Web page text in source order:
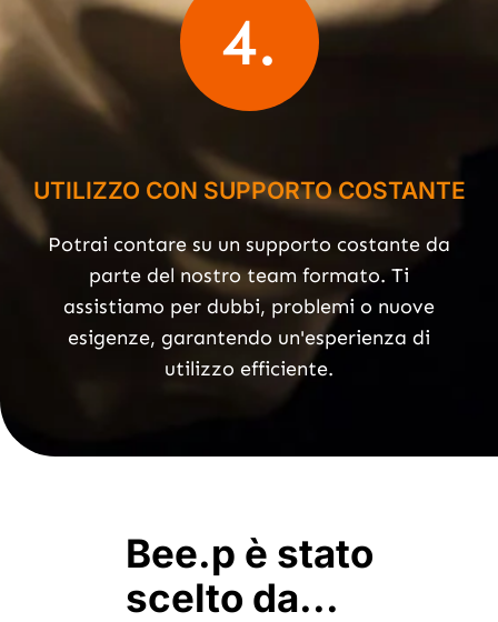
4.
UTILIZZO CON SUPPORTO COSTANTE
Potrai contare su un supporto costante da
parte del nostro team formato. Ti
assistiamo per dubbi, problemi o nuove
esigenze, garantendo un'esperienza di
utilizzo efficiente.
Bee.p è stato
scelto da...